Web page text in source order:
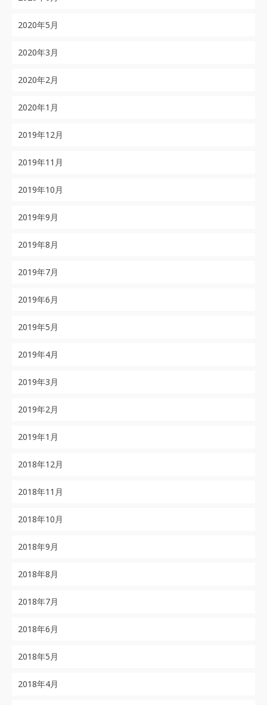
2020年5月
2020年3月
2020年2月
2020年1月
2019年12月
2019年11月
2019年10月
2019年9月
2019年8月
2019年7月
2019年6月
2019年5月
2019年4月
2019年3月
2019年2月
2019年1月
2018年12月
2018年11月
2018年10月
2018年9月
2018年8月
2018年7月
2018年6月
2018年5月
2018年4月